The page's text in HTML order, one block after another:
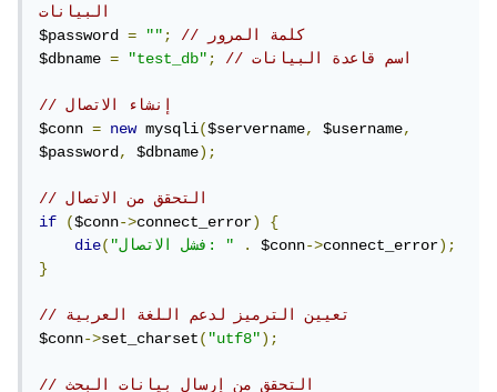
البيانات
$password = "";
// كلمة المرور
$dbname = "test_db"; // اسم قاعدة البيانات
// إنشاء الاتصال
$conn = new mysqli($servername, $username,
$password, $dbname);
// التحقق من الاتصال
if
($conn->connect_error)
{
die( "فشل الاتصال: " . $conn->connect_error);
}
// تعيين الترميز لدعم اللغة العربية
$conn->set_charset("utf8");
// التحقق من إرسال بيانات البحث